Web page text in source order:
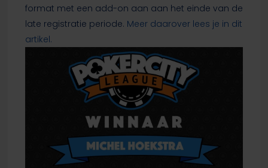
format met een add-on aan aan het einde van de
late registratie periode. Meer daarover lees je in dit
artikel.